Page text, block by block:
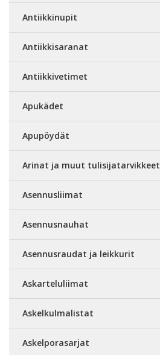
Antiikkinupit
Antiikkisaranat
Antiikkivetimet
Apukädet
Apupöydät
Arinat ja muut tulisijatarvikkeet
Asennusliimat
Asennusnauhat
Asennusraudat ja leikkurit
Askarteluliimat
Askelkulmalistat
Askelporasarjat